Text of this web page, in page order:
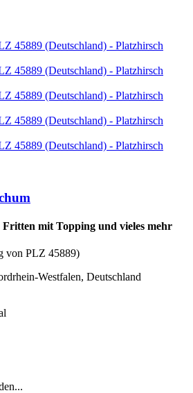
Fritten mit Topping und vieles mehr
von PLZ 45889)
Westfalen, Deutschland